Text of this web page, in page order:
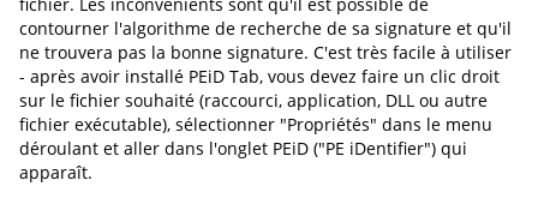
contourner l'algorithme de recherche de sa signature et qu'il
ne trouvera pas la bonne signature. C'est très facile à utiliser
- après avoir installé PEiD Tab, vous devez faire un clic droit
sur le fichier souhaité (raccourci, application, DLL ou autre
fichier exécutable), sélectionner "Propriétés" dans le menu
déroulant et aller dans l'onglet PEiD ("PE iDentifier") qui
apparaît.